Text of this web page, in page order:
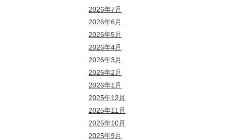
2026年7月
2026年6月
2026年5月
2026年4月
2026年3月
2026年2月
2026年1月
2025年12月
2025年11月
2025年10月
2025年9月